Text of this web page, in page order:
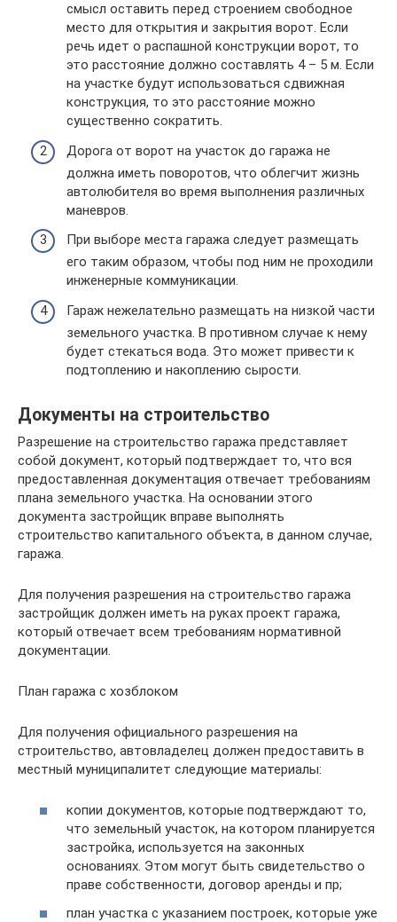
смысл оставить перед строением свободное
место для открытия и закрытия ворот. Если
речь идет о распашной конструкции ворот, то
это расстояние должно составлять 4 – 5 м. Если
на участке будут использоваться сдвижная
конструкция, то это расстояние можно
существенно сократить.
Дорога от ворот на участок до гаража не
должна иметь поворотов, что облегчит жизнь
автолюбителя во время выполнения различных
маневров.
При выборе места гаража следует размещать
его таким образом, чтобы под ним не проходили
инженерные коммуникации.
Гараж нежелательно размещать на низкой части
земельного участка. В противном случае к нему
будет стекаться вода. Это может привести к
подтоплению и накоплению сырости.
Документы на строительство
Разрешение на строительство гаража представляет
собой документ, который подтверждает то, что вся
предоставленная документация отвечает требованиям
плана земельного участка. На основании этого
документа застройщик вправе выполнять
строительство капитального объекта, в данном случае,
гаража.
Для получения разрешения на строительство гаража
застройщик должен иметь на руках проект гаража,
который отвечает всем требованиям нормативной
документации.
План гаража с хозблоком
Для получения официального разрешения на
строительство, автовладелец должен предоставить в
местный муниципалитет следующие материалы:
копии документов, которые подтверждают то,
что земельный участок, на котором планируется
застройка, используется на законных
основаниях. Этом могут быть свидетельство о
праве собственности, договор аренды и пр;
план участка с указанием построек, которые уже